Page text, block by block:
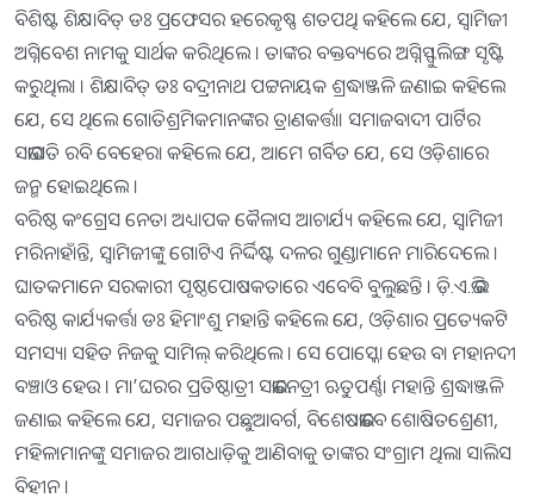
ବିଶିଷ୍ଟ ଶିକ୍ଷାବିତ୍ ଡଃ ପ୍ରଫେସର ହରେକୃଷ୍ଣ ଶତପଥି କହିଲେ ଯେ, ସ୍ୱାମିଜୀ
ଅଗ୍ନିବେଶ ନାମକୁ ସାର୍ଥକ କରିଥିଲେ । ତାଙ୍କର ବକ୍ତବ୍ୟରେ ଅଗ୍ନିସ୍ଫୁଲିଙ୍ଗ ସୃଷ୍ଟି
କରୁଥିଲା । ଶିକ୍ଷାବିତ୍ ଡଃ ବଦ୍ରୀନାଥ ପଟ୍ଟନାୟକ ଶ୍ରଦ୍ଧାଞ୍ଜଳି ଜଣାଇ କହିଲେ
ଯେ, ସେ ଥିଲେ ଗୋତିଶ୍ରମିକମାନଙ୍କର ତ୍ରାଣକର୍ତ୍ତା। ସମାଜବାଦୀ ପାର୍ଟିର
ସଭାପତି ରବି ବେହେରା କହିଲେ ଯେ, ଆମେ ଗର୍ବିତ ଯେ, ସେ ଓଡ଼ିଶାରେ
ଜନ୍ମ ହୋଇଥିଲେ ।
ବରିଷ୍ଠ କଂଗ୍ରେସ ନେତା ଅଧ୍ୟାପକ କୈଳାସ ଆଚାର୍ଯ୍ୟ କହିଲେ ଯେ, ସ୍ୱାମିଜୀ
ମରିନାହାଁନ୍ତି, ସ୍ୱାମିଜୀଙ୍କୁ ଗୋଟିଏ ନିର୍ଦ୍ଦିଷ୍ଟ ଦଳର ଗୁଣ୍ଡାମାନେ ମାରିଦେଲେ ।
ଘାତକମାନେ ସରକାରୀ ପୃଷ୍ଠପୋଷକତାରେ ଏବେବି ବୁଲୁଛନ୍ତି । ଡ଼ି.ଏ.ଭି.ର
ବରିଷ୍ଠ କାର୍ଯ୍ୟକର୍ତ୍ତା ଡଃ ହିମାଂଶୁ ମହାନ୍ତି କହିଲେ ଯେ, ଓଡ଼ିଶାର ପ୍ରତ୍ୟେକଟି
ସମସ୍ୟା ସହିତ ନିଜକୁ ସାମିଲ୍ କରିଥିଲେ । ସେ ପୋସ୍କୋ ହେଉ ବା ମହାନଦୀ
ବଞ୍ଚାଓ ହେଉ । ମା’ଘରର ପ୍ରତିଷ୍ଠାତ୍ରୀ ସଭାନେତ୍ରୀ ଋତୁପର୍ଣ୍ଣା ମହାନ୍ତି ଶ୍ରଦ୍ଧାଞ୍ଜଳି
ଜଣାଇ କହିଲେ ଯେ, ସମାଜର ପଛୁଆବର୍ଗ, ବିଶେଷଭାବେ ଶୋଷିତଶ୍ରେଣୀ,
ମହିଳାମାନଙ୍କୁ ସମାଜର ଆଗଧାଡ଼ିକୁ ଆଣିବାକୁ ତାଙ୍କର ସଂଗ୍ରାମ ଥିଲା ସାଲିସ
ବିହୀନ ।